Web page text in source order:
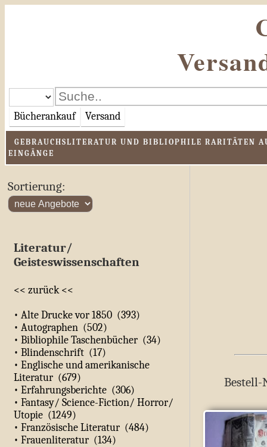
Bücherankauf Versand
GEBRAUCHSLITERATUR UND BIBLIOPHILE RARITÄTEN
EINGÄNGE
Sortierung:
Literatur/
Geisteswissenschaften
<< zurück <<
• Alte Drucke vor 1850 (393)
• Autographen (502)
• Bibliophile Taschenbücher (34)
• Blindenschrift (17)
• Englische und amerikanische
Literatur (679)
• Erfahrungsberichte (306)
• Fantasy/ Science-Fiction/ Horror/
Utopie (1249)
• Französische Literatur (484)
• Frauenliteratur (134)
Bestell-